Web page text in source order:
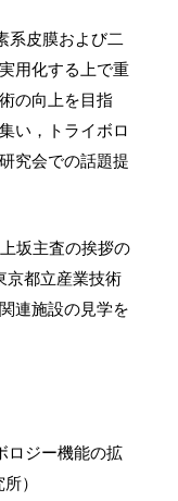
系皮膜および二
用化する上で重
の向上を目指
い，トライボロ
究会での話題提
坂主査の挨拶の
京都立産業技術
連施設の見学を
ロジー機能の拡
）